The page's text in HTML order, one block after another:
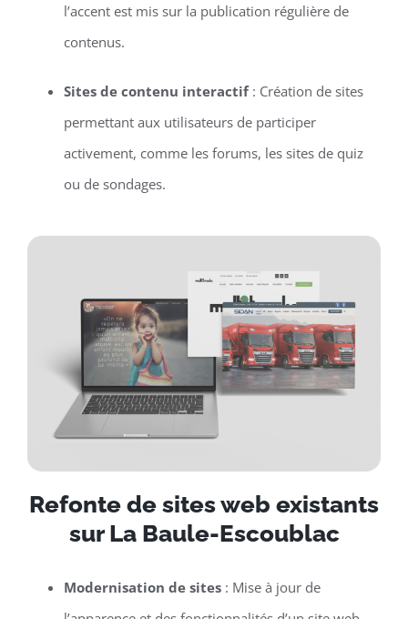
l’accent est mis sur la publication régulière de
contenus.
Sites de contenu interactif: Création de sites
permettant aux utilisateurs de participer
activement, comme les forums, les sites de quiz
ou de sondages.
Refonte de sites web existants
sur La Baule-Escoublac
Modernisation de sites: Mise à jour de